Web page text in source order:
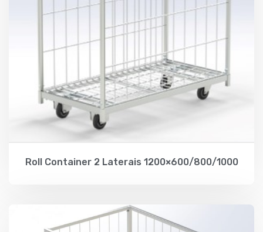
Roll Container 2 Laterais 1200×600/800/1000